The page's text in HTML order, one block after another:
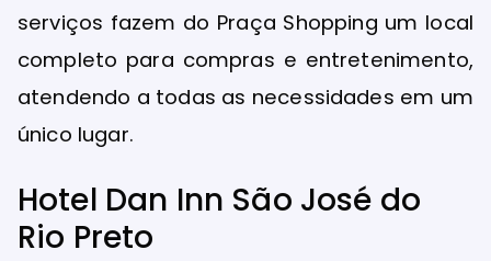
serviços fazem do Praça Shopping um local
completo para compras e entretenimento,
atendendo a todas as necessidades em um
único lugar.
Hotel Dan Inn São José do
Rio Preto